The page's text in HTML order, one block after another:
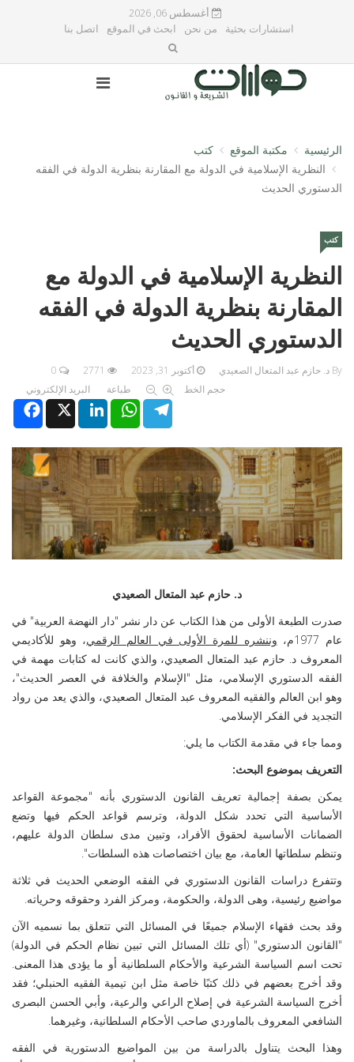
أغسطس 06, 2026
استشارات بحثية
من نحن ابحث في الموقع اتصل بنا
الرئيسية مكتبة الموقع
كتب
النظرية الإسلامية في الدولة مع المقارنة بنظرية الدولة في الفقه
الدستوري الحديث
كتب
النظرية الإسلامية في الدولة مع
المقارنة بنظرية الدولة في الفقه
الدستوري الحديث
By د. حازم عبد المتعال الصعيدي أكتوبر 31, 2023
0
حجم الخط
طباعة
البريد الإلكتروني
XLinkedInWhatsAppTelegram
د. حازم عبد المتعال الصعيدي
صدرت الطبعة الأولى من هذا الكتاب عن دار نشر "دار النهضة العربية" في
عام 1977م،
وننشره للمرة الأولى في العالم الرقمي، وهو للأكاديمي
المعروف د. حازم عبد المتعال الصعيدي، والذي كانت له كتابات مهمة في
الفقه الدستوري الإسلامي، مثل "الإسلام والخلافة في العصر الحديث"،
وهو ابن العالم والفقيه المعروف عبد المتعال الصعيدي، والذي يعد من رواد
التجديد في الفكر الإسلامي.
ومما جاء في مقدمة الكتاب ما يلي:
التعريف بموضوع البحث:
يمكن بصفة إجمالية تعريف القانون الدستوري بأنه "مجموعة القواعد
الأساسية التي تحدد شكل الدولة، وترسم قواعد الحكم فيها وتضع
الضمانات الأساسية لحقوق الأفراد، وتبين مدى سلطان الدولة عليهم،
وتنظم سلطاتها العامة، مع بيان اختصاصات هذه السلطات".
وتتفرع دراسات القانون الدستوري في الفقه الوضعي الحديث في ثلاثة
مواضيع رئيسية، وهى الدولة، والحكومة، ومركز الفرد وحقوقه وحرياته.
وقد بحث فقهاء الإسلام جميعًا في المسائل التي تتعلق بما نسميه الآن
"القانون الدستوري" (أي تلك المسائل التي تبين نظام الحكم في الدولة)
تحت اسم السياسة الشرعية والأحكام السلطانية أو ما يؤدى هذا المعنى.
وقد أخرج بعضهم في ذلك كتبًا خاصة مثل ابن تيمية الفقيه الحنبلي؛ فقد
أخرج السياسة الشرعية في إصلاح الراعي والرعية، وأبي الحسن البصرى
الشافعي المعروف بالماوردي صاحب الأحكام السلطانية، وغيرهما.
وهذا البحث يتناول بالدراسة من بين المواضيع الدستورية في الفقه